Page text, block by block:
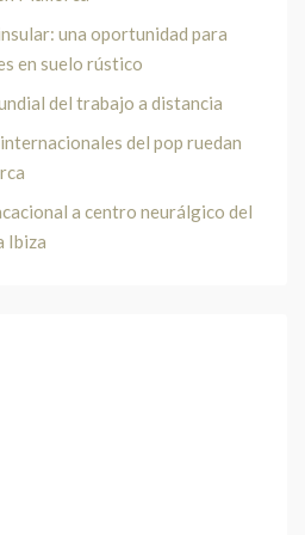
una oportunidad para
en suelo rústico
del trabajo a distancia
del pop ruedan
a centro neurálgico del
Ibiza